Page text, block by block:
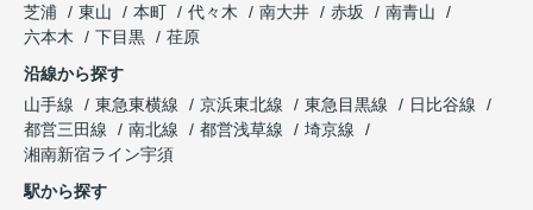
芝浦
東山 本町 代々木 南大井 赤坂
南青山
六本木
下目黒
荏原
沿線から探す
山手線
東急東横線 京浜東北線 東急目黒線
日比谷線
都営三田線
南北線 都営浅草線
埼京線
湘南新宿ライン宇須
駅から探す